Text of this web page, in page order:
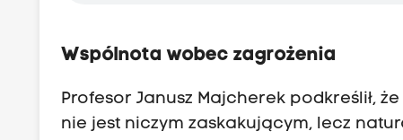
Wspólnota wobec zagrożenia
Profesor Janusz Majcherek podkreślił,
nie jest niczym zaskakującym, lecz